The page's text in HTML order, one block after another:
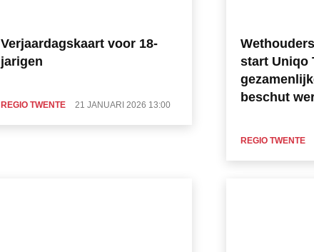
Verjaardagskaart voor 18-
jarigen
REGIO TWENTE 21 JANUARI 2026 13:00
start Uniqo
beschut
REGIO TWENTE